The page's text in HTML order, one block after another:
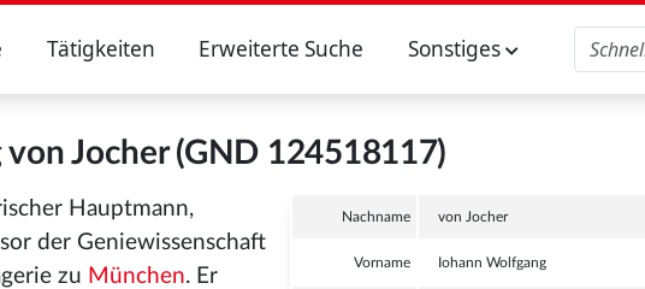
Tätigkeiten Erweiterte Suche Sonstiges
von Jocher (GND 124518117)
Nachname von Jocher
Vorname Iohann Wolfgang
Hauptmann,
der Geniewissenschaft
zu München. Er